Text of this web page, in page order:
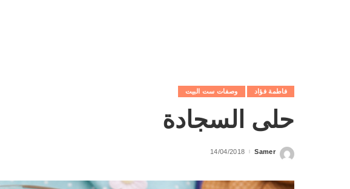
فاطمة فؤاد وصفات ست البيت
حلى السجادة
Posted
Samer
14/04/2018